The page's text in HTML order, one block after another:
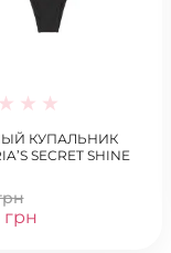
КУПАЛЬНИК
SECRET SHINE
грн